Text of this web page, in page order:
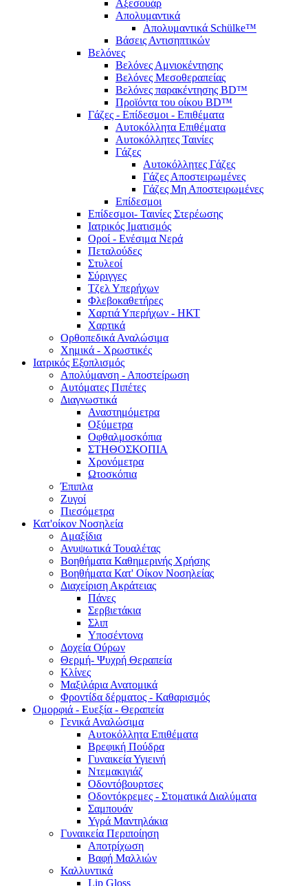
Αξεσουάρ
Απολυμαντικά
Απολυμαντικά Schülke™
Βάσεις Αντισηπτικών
Βελόνες
Βελόνες Αμνιοκέντησης
Βελόνες Μεσοθεραπείας
Βελόνες παρακέντησης BD™
Προϊόντα του οίκου BD™
Γάζες - Επίδεσμοι - Επιθέματα
Αυτοκόλλητα Επιθέματα
Αυτοκόλλητες Ταινίες
Γάζες
Αυτοκόλλητες Γάζες
Γάζες Αποστειρωμένες
Γάζες Μη Αποστειρωμένες
Επίδεσμοι
Επίδεσμοι- Ταινίες Στερέωσης
Ιατρικός Ιματισμός
Οροί - Ενέσιμα Νερά
Πεταλούδες
Στυλεοί
Σύριγγες
Τζελ Υπερήχων
Φλεβοκαθετήρες
Χαρτιά Υπερήχων - ΗΚΤ
Χαρτικά
Ορθοπεδικά Αναλώσιμα
Χημικά - Χρωστικές
Ιατρικός Εξοπλισμός
Απολύμανση - Αποστείρωση
Αυτόματες Πιπέτες
Διαγνωστικά
Αναστημόμετρα
Οξύμετρα
Οφθαλμοσκόπια
ΣΤΗΘΟΣΚΟΠΙΑ
Χρονόμετρα
Ωτοσκόπια
Έπιπλα
Ζυγοί
Πιεσόμετρα
Κατ'οίκον Νοσηλεία
Αμαξίδια
Ανυψωτικά Τουαλέτας
Βοηθήματα Καθημερινής Χρήσης
Βοηθήματα Κατ' Οίκον Νοσηλείας
Διαχείριση Ακράτειας
Πάνες
Σερβιετάκια
Σλιπ
Υποσέντονα
Δοχεία Ούρων
Θερμή- Ψυχρή Θεραπεία
Κλίνες
Μαξιλάρια Ανατομικά
Φροντίδα δέρματος - Καθαρισμός
Ομορφιά - Ευεξία - Θεραπεία
Γενικά Αναλώσιμα
Αυτοκόλλητα Επιθέματα
Βρεφική Πούδρα
Γυναικεία Υγιεινή
Ντεμακιγιάζ
Οδοντόβουρτσες
Οδοντόκρεμες - Στοματικά Διαλύματα
Σαμπουάν
Υγρά Μαντηλάκια
Γυναικεία Περιποίηση
Αποτρίχωση
Βαφή Μαλλιών
Καλλυντικά
Lip Gloss